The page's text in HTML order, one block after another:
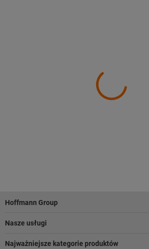
Stopka
Hoffmann Group
Nasze usługi
Najważniejsze kategorie produktów